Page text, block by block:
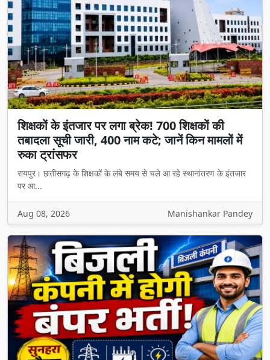
शिक्षकों के इंतजार पर लगा ब्रेक! 700 शिक्षकों की
तबादला सूची जारी, 400 नाम कटे; जानें किन मामलों में
रुका ट्रांसफर
रायपुर। छत्तीसगढ़ के शिक्षकों के लंबे समय से चले आ रहे स्थानांतरण के इंतजार
पर आ...
Aug 08, 2026 Manishankar Pandey